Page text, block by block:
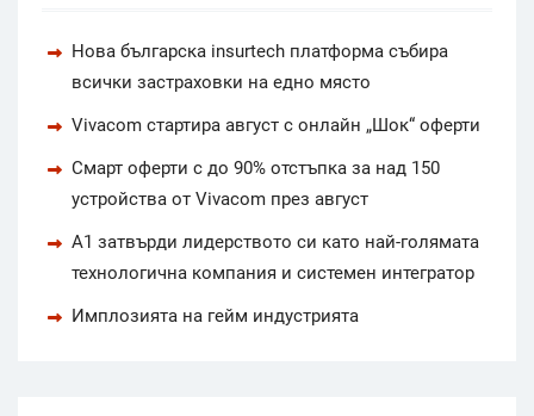
Нова българска insurtech платформа събира
всички застраховки на едно място
Vivacom стартира август с онлайн „Шок“ оферти
Смарт оферти с до 90% отстъпка за над 150
устройства от Vivacom през август
А1 затвърди лидерството си като най-голямата
технологична компания и системен интегратор
Имплозията на гейм индустрията